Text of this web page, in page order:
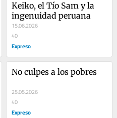
Keiko, el Tío Sam y la
ingenuidad peruana
15.06.2026
40
Expreso
No culpes a los pobres
25.05.2026
40
Expreso